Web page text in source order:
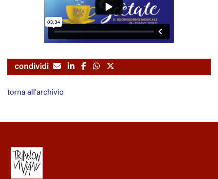
condividi
torna all'archivio